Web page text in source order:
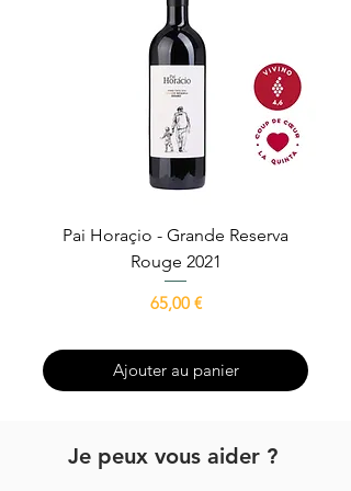
Pai Horaçio - Grande Reserva
Rouge 2021
Prix
65,00 €
Ajouter au panier
Je peux vous aider ?